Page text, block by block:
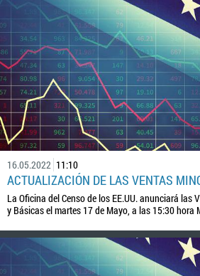
16.05.2022 11:10
ACTUALIZACIÓN DE LAS VENTAS
La Oficina del Censo de los EE.UU. anunciará las
y Básicas el martes 17 de Mayo, a las 15:30 hora